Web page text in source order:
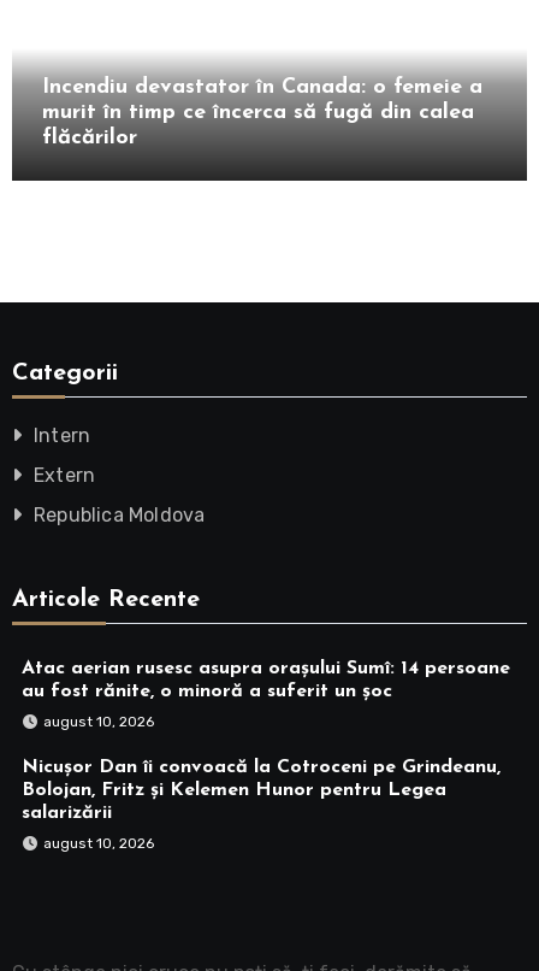
Incendiu devastator în Canada: o femeie a
murit în timp ce încerca să fugă din calea
flăcărilor
Categorii
Intern
Extern
Republica Moldova
Articole Recente
Atac aerian rusesc asupra orașului Sumî: 14 persoane
au fost rănite, o minoră a suferit un șoc
august 10, 2026
Nicușor Dan îi convoacă la Cotroceni pe Grindeanu,
Bolojan, Fritz și Kelemen Hunor pentru Legea
salarizării
august 10, 2026